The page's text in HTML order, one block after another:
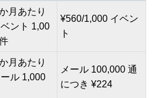
月あたり
ント 1,00
¥560/1,000 イベン
ト
月あたり
ール 1,000
メール 100,000 通
につき ¥224